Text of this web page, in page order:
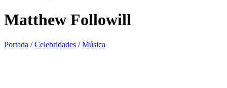
Matthew Followill
Portada /Celebridades /Música